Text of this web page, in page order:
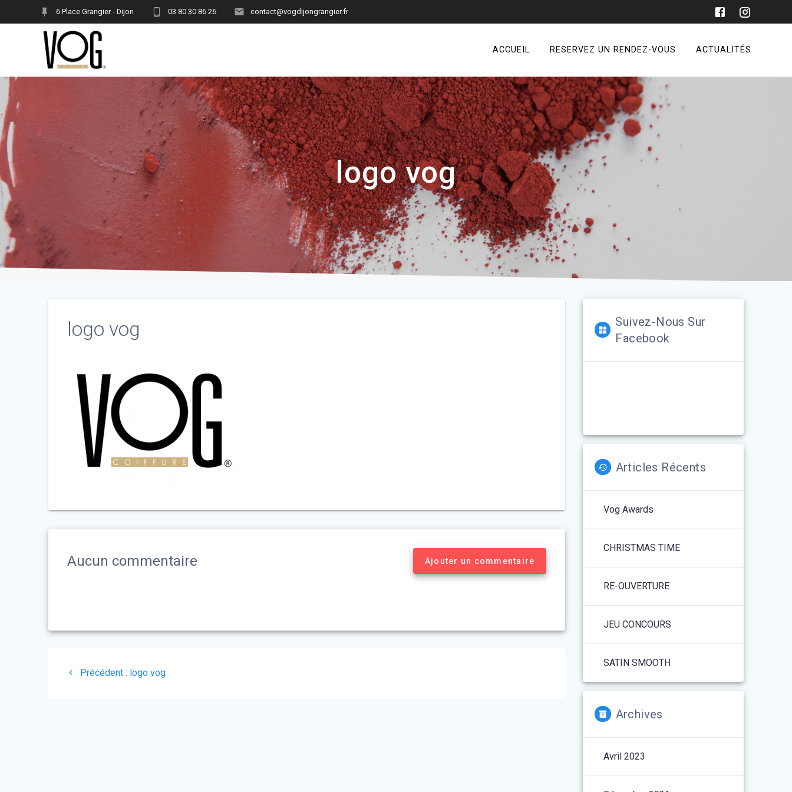
6 Place Grangier - Dijon 03 80 30 86 26 contact@vogdijongrangier.fr
ACCUEIL RESERVEZ UN RENDEZ-VOUS ACTUALITÉS
logo vog
logo vog
Aucun commentaire Ajouter un commentaire
Navigation
Précédent : Article
logo vog
Suivez-Nous Sur
Facebook
Articles Récents
Vog Awards
CHRISTMAS TIME
RE-OUVERTURE
JEU CONCOURS
SATIN SMOOTH
Archives
Avril 2023